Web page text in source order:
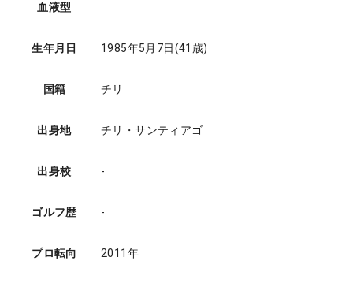
血液型
生年月日 1985年5月7日(41歳)
国籍 チリ
出身地 チリ・サンティアゴ
出身校 -
ゴルフ歴 -
プロ転向 2011年